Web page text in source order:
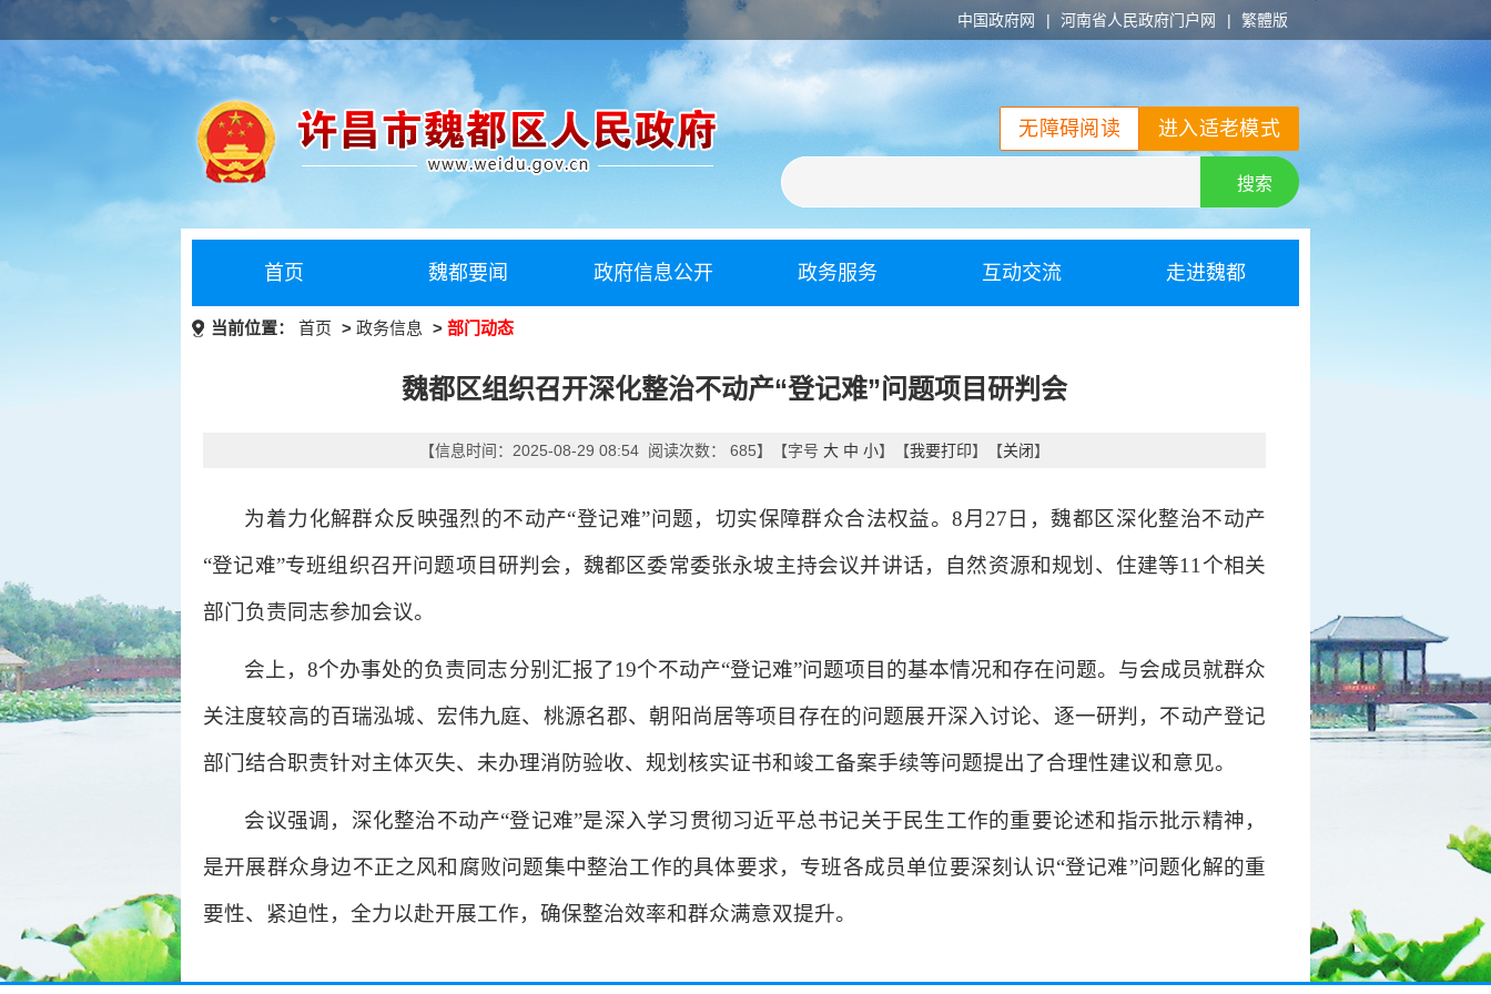
中国政府网 | 河南省人民政府门户网 | 繁體版
进入适老模式
无障碍阅读
搜索
首页 魏都要闻 政府信息公开 政务服务 互动交流 走进魏都
当前位置： 首页 > 政务信息 > 部门动态
魏都区组织召开深化整治不动产“登记难”问题项目研判会
【信息时间：2025-08-29 08:54 阅读次数： 685】【字号 大 中 小】【我要打印】【关闭】
为着力化解群众反映强烈的不动产“登记难”问题，切实保障群众合法权益。8月27日，魏都区深化整治不动产
“登记难”专班组织召开问题项目研判会，魏都区委常委张永坡主持会议并讲话，自然资源和规划、住建等11个相关
部门负责同志参加会议。
会上，8个办事处的负责同志分别汇报了19个不动产“登记难”问题项目的基本情况和存在问题。与会成员就群众
关注度较高的百瑞泓城、宏伟九庭、桃源名郡、朝阳尚居等项目存在的问题展开深入讨论、逐一研判，不动产登记
部门结合职责针对主体灭失、未办理消防验收、规划核实证书和竣工备案手续等问题提出了合理性建议和意见。
会议强调，深化整治不动产“登记难”是深入学习贯彻习近平总书记关于民生工作的重要论述和指示批示精神，
是开展群众身边不正之风和腐败问题集中整治工作的具体要求，专班各成员单位要深刻认识“登记难”问题化解的重
要性、紧迫性，全力以赴开展工作，确保整治效率和群众满意双提升。